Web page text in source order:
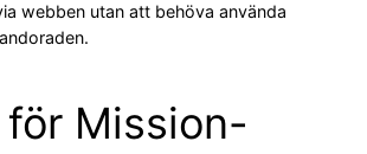
webben utan att behöva använda
Mission-